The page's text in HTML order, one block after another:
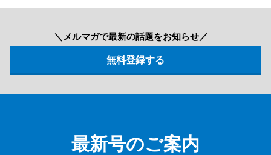
＼メルマガで最新の話題をお知らせ／
最新号のご案内